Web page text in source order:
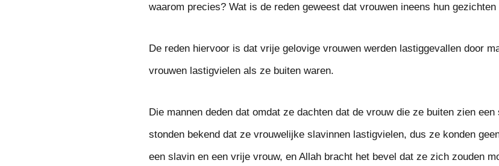
waarom precies? Wat is de reden geweest dat vrouwen ineens hun
De reden hiervoor is dat vrije gelovige vrouwen werden lastiggevallen door
vrouwen lastigvielen als ze buiten waren.
Die mannen deden dat omdat ze dachten dat de vrouw die ze buiten zien
stonden bekend dat ze vrouwelijke slavinnen lastigvielen, dus ze konden
een slavin en een vrije vrouw, en Allah bracht het bevel dat ze zich zouden